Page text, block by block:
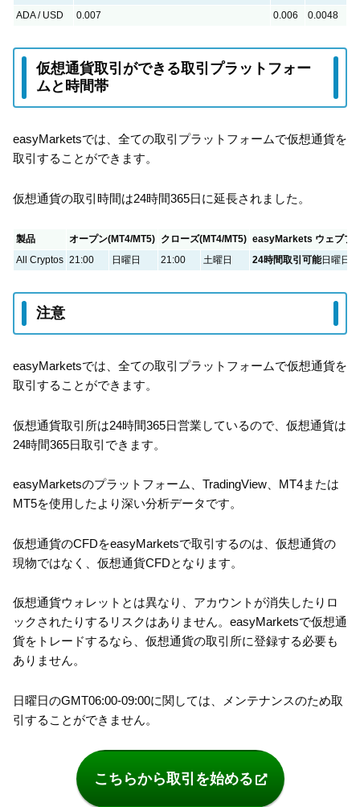
ADA / USD
0.007 0.006 0.0048
仮想通貨取引ができる取引プラットフォー
ムと時間帯
easyMarketsでは、全ての取引プラットフォームで仮想通貨を
取引することができます。
仮想通貨の取引時間は24時間365日に延長されました。
製品 オープン(MT4/MT5) クローズ(MT4/MT5) easyMarkets ウェブプ
All Cryptos 21:00 日曜日 21:00 土曜日 24時間取引可能日曜日
注意
easyMarketsでは、全ての取引プラットフォームで仮想通貨を
取引することができます。
仮想通貨取引所は24時間365日営業しているので、仮想通貨は
24時間365日取引できます。
easyMarketsのプラットフォーム、TradingView、MT4または
MT5を使用したより深い分析データです。
仮想通貨のCFDをeasyMarketsで取引するのは、仮想通貨の
現物ではなく、仮想通貨CFDとなります。
仮想通貨ウォレットとは異なり、アカウントが消失したりロ
ックされたりするリスクはありません。easyMarketsで仮想通
貨をトレードするなら、仮想通貨の取引所に登録する必要も
ありません。
日曜日のGMT06:00-09:00に関しては、メンテナンスのため取
引することができません。
こちらから取引を始める